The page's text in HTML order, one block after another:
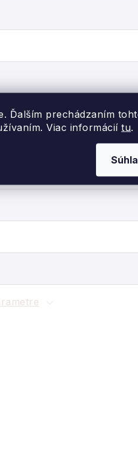
Ďalším prechádzaním
Viac informácií tu.